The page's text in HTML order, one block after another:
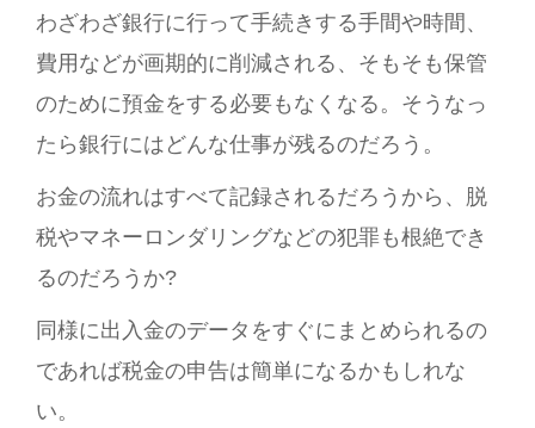
わざわざ銀行に行って手続きする手間や時間、
費用などが画期的に削減される、そもそも保管
のために預金をする必要もなくなる。そうなっ
たら銀行にはどんな仕事が残るのだろう。
お金の流れはすべて記録されるだろうから、脱
税やマネーロンダリングなどの犯罪も根絶でき
るのだろうか?
同様に出入金のデータをすぐにまとめられるの
であれば税金の申告は簡単になるかもしれな
い。